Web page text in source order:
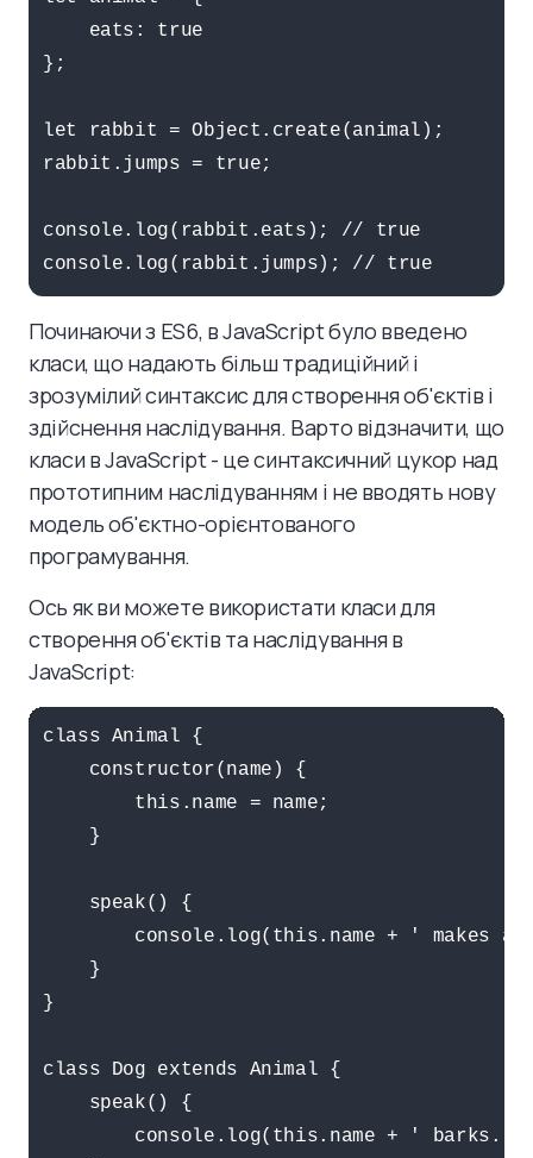
    eats: true
};
let rabbit = Object.create(animal);
rabbit.jumps = true;
console.log(rabbit.eats); // true
console.log(rabbit.jumps); // true
Починаючи з ES6, в JavaScript було введено
класи, що надають більш традиційний і
зрозумілий синтаксис для створення об'єктів і
здійснення наслідування. Варто відзначити, що
класи в JavaScript - це синтаксичний цукор над
прототипним наслідуванням і не вводять нову
модель об'єктно-орієнтованого
програмування.
Ось як ви можете використати класи для
створення об'єктів та наслідування в
JavaScript:
class Animal {
    constructor(name) {
        this.name = name;
    }
    speak() {
console.log(this.name + ' makes a
    }
}
class Dog extends Animal {
    speak() {
console.log(this.name + '